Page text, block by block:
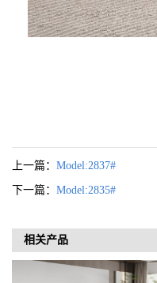
上一篇： Model:2837#
下一篇： Model:2835#
相关产品